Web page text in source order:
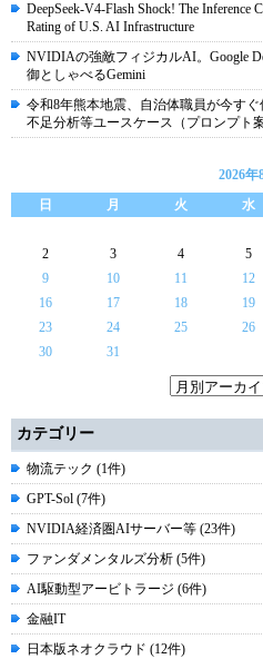
DeepSeek-V4-Flash Shock! The Inference
Rating of U.S. AI Infrastructure
NVIDIAの強敵フィジカルAI。Google
御としゃべるGemini
令和8年熊本地震、自治体職員が今す
不足分析等ユースケース（プロンプト案
2026年
日
月 火 水
2
3 4 5
9
10 11 12
16
17 18 19
23
24 25 26
30
31
カテゴリー
物流テック (1件)
GPT-Sol (7件)
NVIDIA経済圏AIサーバー等 (23件)
ファンダメンタルズ分析 (5件)
AI駆動型アービトラージ (6件)
金融IT
日本版ネオクラウド (12件)